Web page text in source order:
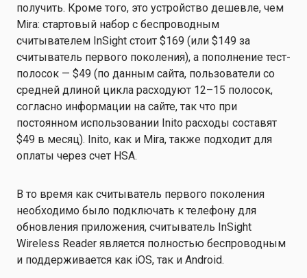
получить. Кроме того, это устройство дешевле, чем
Mira: стартовый набор с беспроводным
считывателем InSight стоит $169 (или $149 за
считыватель первого поколения), а пополнение тест-
полосок — $49 (по данным сайта, пользователи со
средней длиной цикла расходуют 12–15 полосок,
согласно информации на сайте, так что при
постоянном использовании Inito расходы составят
$49 в месяц). Inito, как и Mira, также подходит для
оплаты через счет HSA.
В то время как считыватель первого поколения
необходимо было подключать к телефону для
обновления приложения, считыватель InSight
Wireless Reader является полностью беспроводным
и поддерживается как iOS, так и Android.